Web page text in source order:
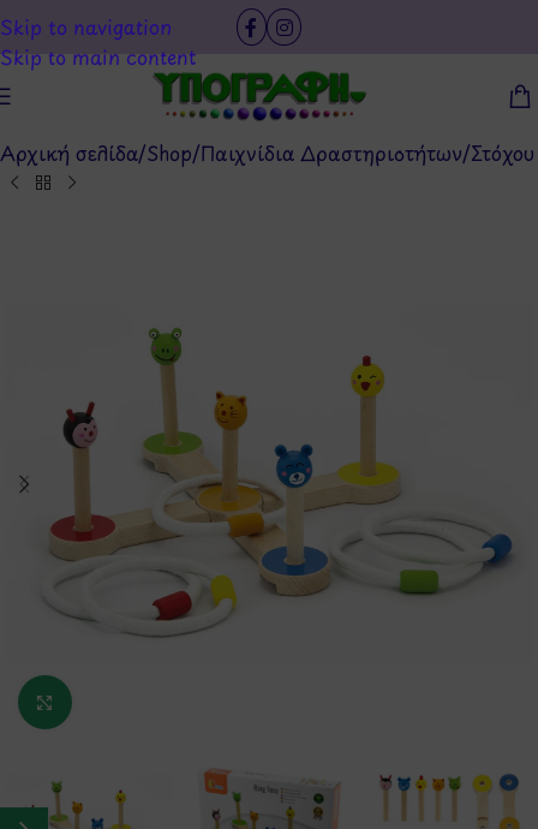
Skip to navigation
Skip to main content
Αρχική σελίδα/Shop/Παιχνίδια Δραστηριοτήτων/Στόχου
Κάντε κλικ για μεγέθυνση